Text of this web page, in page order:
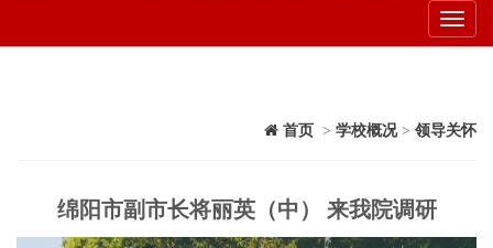
首页 > 学校概况> 领导关怀
绵阳市副市长将丽英（中） 来我院调研